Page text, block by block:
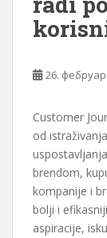
26. фебруар
Customer
od
brendom,
kompanije i
bolji i
aspiracije,